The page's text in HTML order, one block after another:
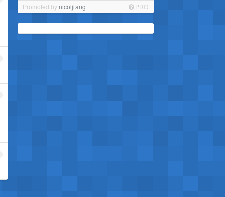
Promoted by nicoljiang PRO